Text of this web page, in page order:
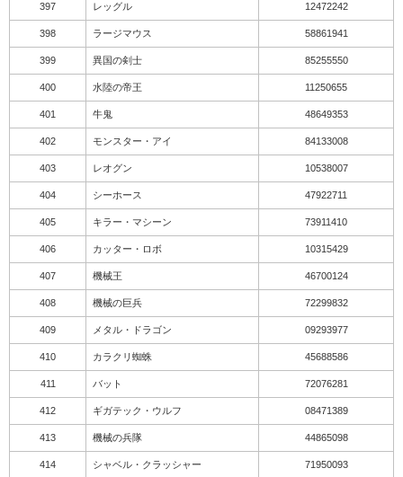
397 レッグル 12472242
398 ラージマウス 58861941
399 異国の剣士 85255550
400 水陸の帝王 11250655
401 牛鬼 48649353
402 モンスター・アイ 84133008
403 レオグン 10538007
404 シーホース 47922711
405 キラー・マシーン 73911410
406 カッター・ロボ 10315429
407 機械王 46700124
408 機械の巨兵 72299832
409 メタル・ドラゴン 09293977
410 カラクリ蜘蛛 45688586
411 バット 72076281
412 ギガテック・ウルフ 08471389
413 機械の兵隊 44865098
414 シャベル・クラッシャー 71950093